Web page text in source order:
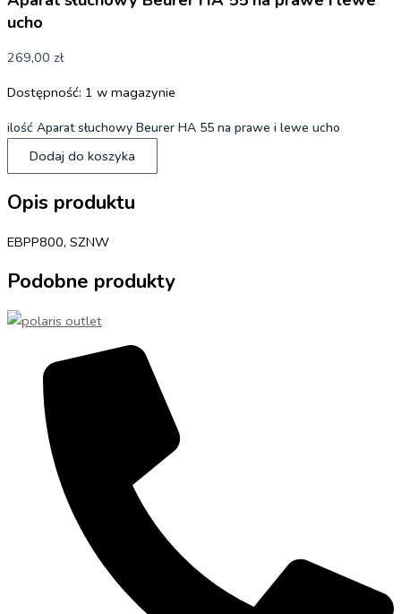
ucho
269,00 zł
Dostępność: 1 w magazynie
ilość Aparat słuchowy Beurer HA 55 na prawe i lewe ucho
Dodaj do koszyka
Opis produktu
EBPP800, SZNW
Podobne produkty